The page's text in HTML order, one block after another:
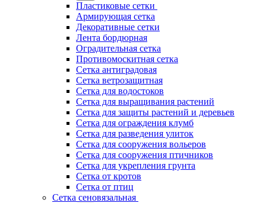
Пластиковые сетки
Армирующая сетка
Декоративные сетки
Лента бордюрная
Оградительная сетка
Противомоскитная сетка
Сетка антиградовая
Сетка ветрозащитная
Сетка для водостоков
Сетка для выращивания растений
Сетка для защиты растений и деревьев
Сетка для ограждения клумб
Сетка для разведения улиток
Сетка для сооружения вольеров
Сетка для сооружения птичников
Сетка для укрепления грунта
Сетка от кротов
Сетка от птиц
Сетка сеновязальная